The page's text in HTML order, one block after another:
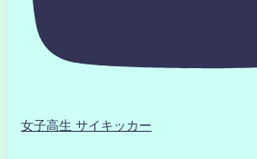
女子高生 サイキッカー